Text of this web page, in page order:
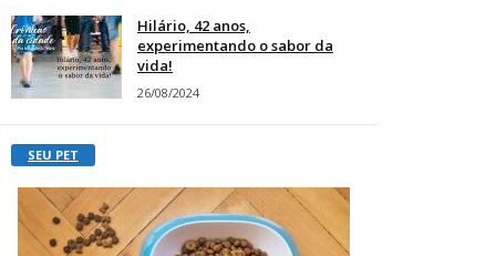
Hilário, 42 anos,
experimentando o sabor da
vida!
26/08/2024
SEU PET